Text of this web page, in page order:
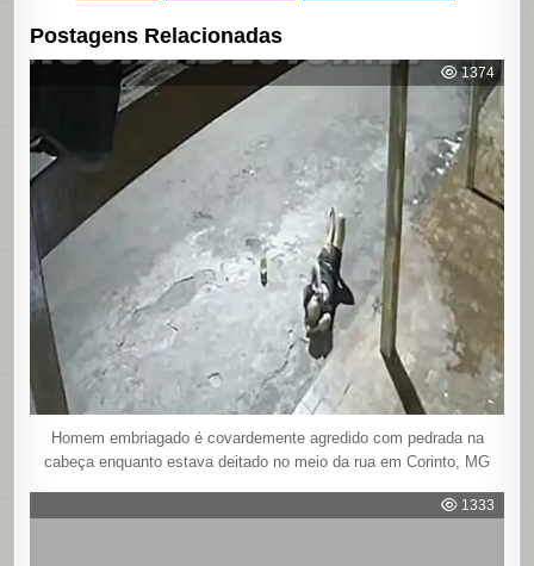
Postagens Relacionadas
1374
Homem embriagado é covardemente agredido com pedrada na
cabeça enquanto estava deitado no meio da rua em Corinto, MG
1333